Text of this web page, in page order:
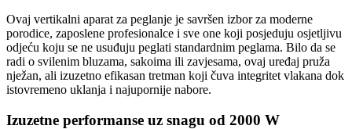
Ovaj vertikalni aparat za peglanje je savršen izbor za moderne
porodice, zaposlene profesionalce i sve one koji posjeduju osjetljivu
odjeću koju se ne usuđuju peglati standardnim peglama. Bilo da se
radi o svilenim bluzama, sakoima ili zavjesama, ovaj uređaj pruža
nježan, ali izuzetno efikasan tretman koji čuva integritet vlakana dok
istovremeno uklanja i najupornije nabore.
Izuzetne performanse uz snagu od 2000 W